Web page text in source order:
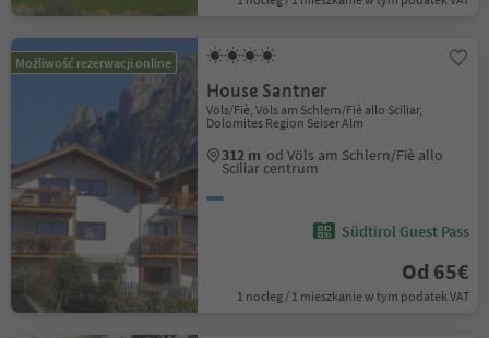
Możliwość rezerwacji online
House Santner
Völs/Fiè, Völs am Schlern/Fiè allo Sciliar,
Dolomites Region Seiser Alm
312 m od Völs am Schlern/Fiè allo
Sciliar centrum
Südtirol Guest Pass
Od 65€
1 nocleg / 1 mieszkanie w tym podatek VAT